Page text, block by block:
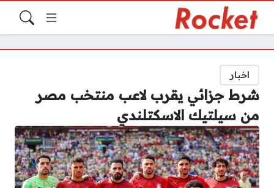
اخبار
شرط جزائي يقرب لاعب منتخب مصر
من سيلتيك الاسكتلندي